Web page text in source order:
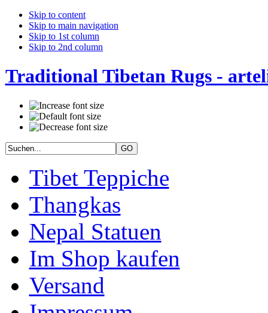
Skip to content
Skip to main navigation
Skip to 1st column
Skip to 2nd column
Traditional Tibetan Rugs -
Tibet Teppiche
Thangkas
Nepal Statuen
Im Shop kaufen
Versand